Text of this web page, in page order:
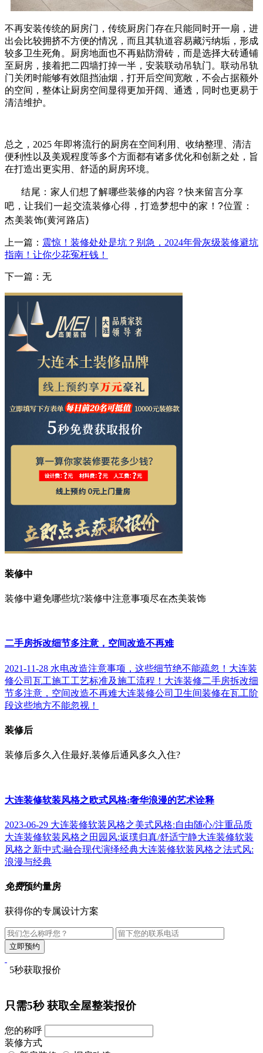
不再安装传统的厨房门，传统厨房门存在只能同时开一扇，进
出会比较拥挤不方便的情况，而且其轨道容易藏污纳垢，形成
较多卫生死角。厨房地面也不再贴防滑砖，而是选择大砖通铺
至厨房，接着把二四墙打掉一半，安装联动吊轨门。联动吊轨
门关闭时能够有效阻挡油烟，打开后空间宽敞，不会占据额外
的空间，整体让厨房空间显得更加开阔、通透，同时也更易于
清洁维护。
总之，2025 年即将流行的厨房在空间利用、收纳整理、清洁
便利性以及美观程度等多个方面都有诸多优化和创新之处，旨
在打造出更实用、舒适的厨房环境。
结尾：家人们想了解哪些装修的内容？快来留言分享
吧，让我们一起交流装修心得，打造梦想中的家！?位置：
杰美装饰(黄河路店)
上一篇： 震惊！装修处处是坑？别急，2024年骨灰级装修避坑
指南！让你少花冤枉钱！
下一篇：无
装修中
装修中避免哪些坑?装修中注意事项尽在杰美装饰
二手房拆改细节多注意，空间改造不再难
2021-11-28 水电改造注意事项，这些细节绝不能疏忽！ 大连装
修公司瓦工施工工艺标准及施工流程！ 大连装修二手房拆改细
节多注意，空间改造不再难大连装修公司卫生间装修在瓦工阶
段这些地方不能忽视！
装修后
装修后多久入住最好,装修后通风多久入住?
大连装修软装风格之欧式风格:奢华浪漫的艺术诠释
2023-06-29 大连装修软装风格之美式风格:自由随心/注重品质
大连装修软装风格之田园风:返璞归真/舒适宁静大连装修软装
风格之新中式:融合现代演绎经典大连装修软装风格之法式风:
浪漫与经典
免费预约量房
获得你的专属设计方案
5秒获取报价
只需5秒获取全屋整装报价
您的称呼
装修方式